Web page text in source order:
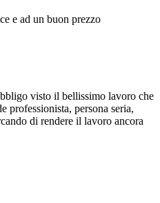
e ad un buon prezzo
visto il bellissimo lavoro che
professionista, persona seria,
di rendere il lavoro ancora